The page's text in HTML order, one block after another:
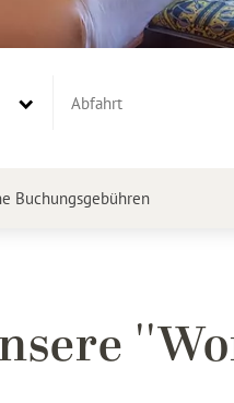
Buchungsgebühren